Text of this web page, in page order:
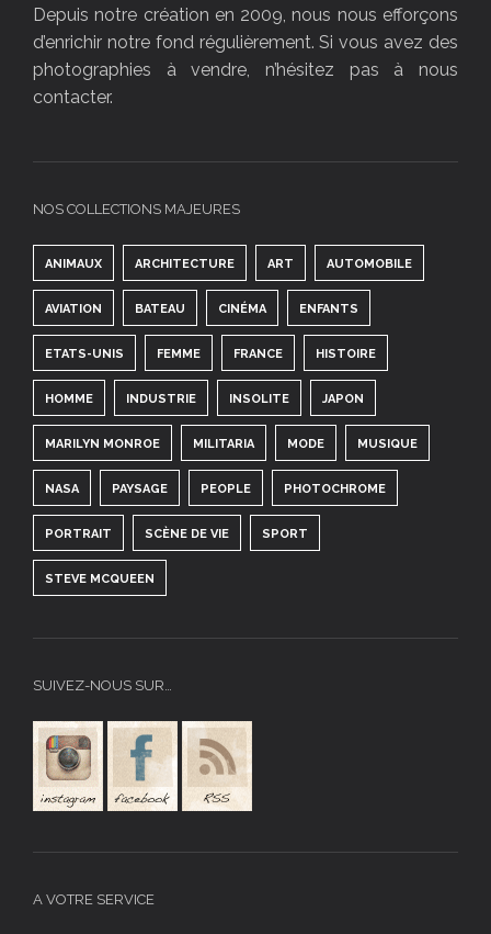
Depuis notre création en 2009, nous nous efforçons
d’enrichir notre fond régulièrement. Si vous avez des
photographies à vendre, n’hésitez pas à nous
contacter.
NOS COLLECTIONS MAJEURES
ANIMAUX ARCHITECTURE ART AUTOMOBILE
AVIATION BATEAU CINÉMA ENFANTS
ETATS-UNIS FEMME FRANCE HISTOIRE
HOMME INDUSTRIE INSOLITE JAPON
MARILYN MONROE MILITARIA MODE MUSIQUE
NASA PAYSAGE PEOPLE PHOTOCHROME
PORTRAIT SCÈNE DE VIE SPORT
STEVE MCQUEEN
SUIVEZ-NOUS SUR…
A VOTRE SERVICE